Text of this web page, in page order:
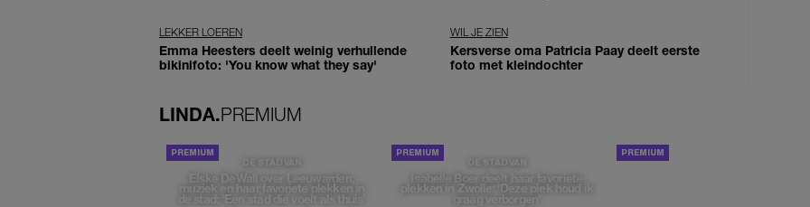
LEKKER LOEREN
Emma Heesters deelt weinig verhullende
bikinifoto: 'You know what they say'
WIL JE ZIEN
Kersverse oma Patricia Paay deelt eerste
foto met kleindochter
LINDA.PREMIUM
DE STAD VAN
Elske DeWall over Leeuwarden,
muziek en haar favoriete plekken in
de stad: 'Een stad die voelt als thuis'
DE STAD VAN
Isabelle Boer deelt haar favoriete
plekken in Zwolle: 'Deze plek houd ik
graag verborgen'